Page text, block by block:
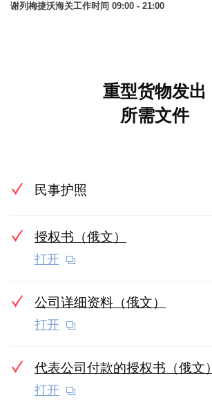
谢列梅捷沃海关工作时间 09:00 - 21:00
重型货物发出
所需文件
民事护照
授权书（俄文）
打开
公司详细资料（俄文）
打开
代表公司付款的授权书（俄文）
打开